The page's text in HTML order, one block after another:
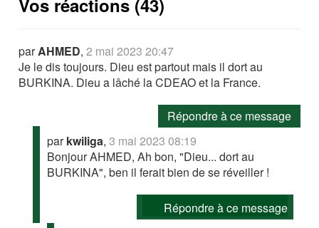
parAHMED,2 mai 2023 20:47
Je le dis toujours. Dieu est partout mais il dort au
BURKINA. Dieu a lâché la CDEAO et la France.
Répondre à ce message
parkwiliga,3 mai 2023 08:19
Bonjour AHMED, Ah bon, "Dieu... dort au
BURKINA", ben il ferait bien de se réveiller !
Répondre à ce message